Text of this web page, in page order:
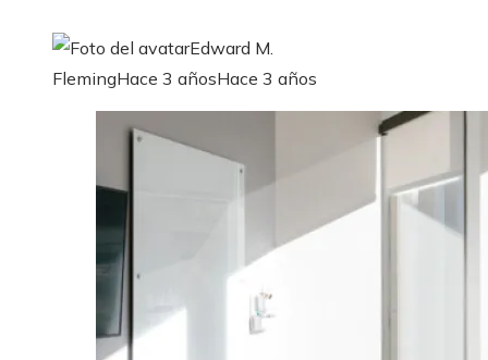
Edward M.
FlemingHace 3 añosHace 3 años